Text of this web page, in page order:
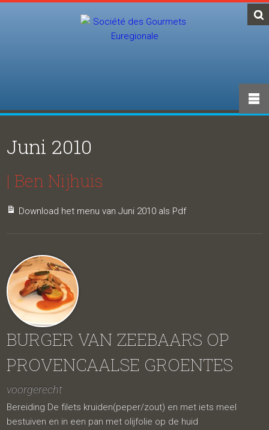
Juni 2010
| Ben Nijhuis
Download het menu van Juni 2010 als Pdf
BURGER VAN ZEEBAARS OP
PROVENCAALSE GROENTES
voorgerecht
Bereiding De filets kruiden(peper/zout) en met iets meel
bestuiven en in een pan met olijfolie op de huid